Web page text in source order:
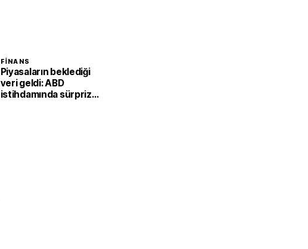
FINANS
Piyasaların beklediği
veri geldi: ABD
istihdamında sürpriz